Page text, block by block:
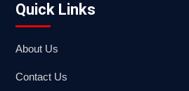
Quick Links
About Us
Contact Us